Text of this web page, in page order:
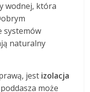
wodnej, która
systemów
naturalny
jest izolacja
może